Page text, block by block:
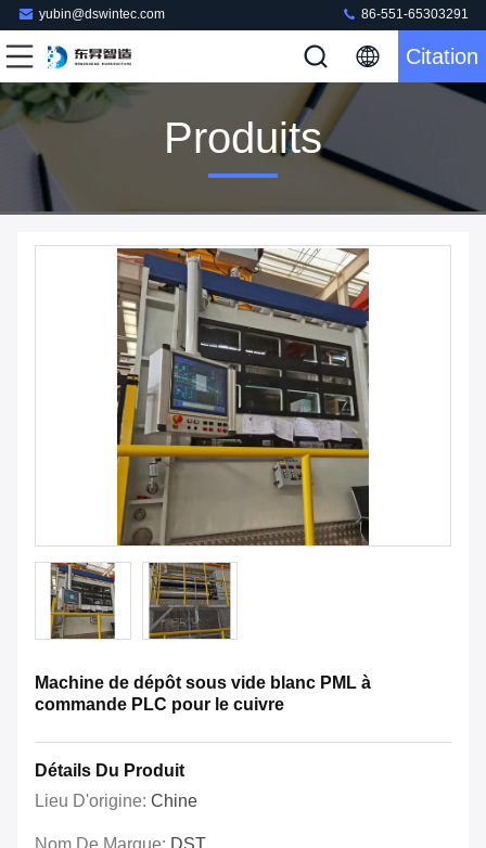
yubin@dswintec.com 86-551-65303291
Citation
Produits
Machine de dépôt sous vide blanc PML à
commande PLC pour le cuivre
Détails Du Produit
Lieu D'origine: Chine